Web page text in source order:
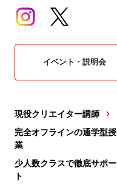
現役クリエイター講師
完全オフラインの通学型授
業
少人数クラスで徹底サポー
ト
イベント・説明会